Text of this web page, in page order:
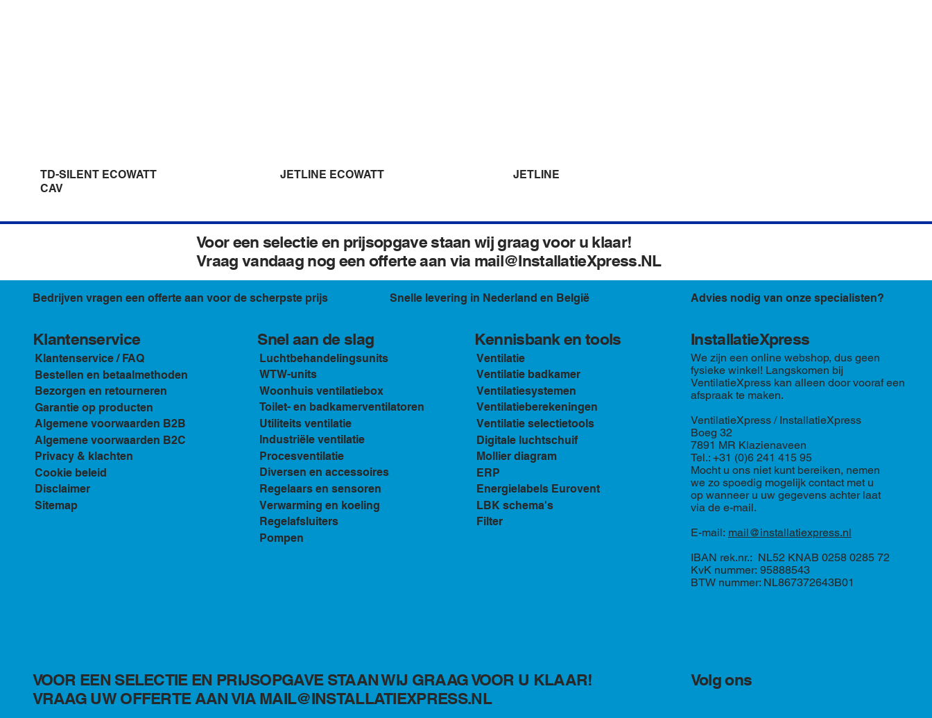
TD-SILENT ECOWATT
CAV
JETLINE ECOWATT JETLINE
Voor een selectie en prijsopgave staan wij graag voor u klaar!
Vraag vandaag nog een offerte aan via mail@InstallatieXpress.NL
Klantenservice
Klantenservice / FAQ
Bestellen en betaalmethoden
Bezorgen en retourneren
Garantie op producten
Algemene voorwaarden B2B
Algemene voorwaarden B2C
Privacy & klachten
Cookie beleid
Disclaimer
Sitemap
VOOR EEN SELECTIE EN PRIJSOPGAVE STAAN WIJ GRAAG VOOR U KLAAR!
VRAAG UW OFFERTE AAN VIA MAIL@INSTALLATIEXPRESS.NL
Bedrijven vragen een offerte aan voor de scherpste prijs Snelle levering in Nederland en België Advies nodig van onze specialisten?
Snel aan de slag
Luchtbehandelingsunits
WTW-units
Woonhuis ventilatiebox
Toilet- en badkamerventilatoren
Utiliteits ventilatie
Industriële ventilatie
Procesventilatie
Diversen en accessoires
Regelaars en sensoren
Verwarming en koeling
Regelafsluiters
Pompen
Kennisbank en tools
Ventilatie
Ventilatie badkamer
Ventilatiesystemen
Ventilatieberekeningen
Ventilatie selectietools
Digitale luchtschuif
Mollier diagram
ERP
Energielabels Eurovent
LBK schema's
Filter
We zijn een online webshop, dus geen
fysieke winkel! Langskomen bij
VentilatieXpress kan alleen door vooraf een
afspraak te maken.
VentilatieXpress / InstallatieXpress
Boeg 32
7891 MR Klazienaveen
Tel.: +31 (0)6 241 415 95
Mocht u ons niet kunt bereiken, nemen
we zo spoedig mogelijk contact met u
op wanneer u uw gegevens achter laat
via de e-mail.
E-mail: mail@installatiexpress.nl
IBAN rek.nr.: NL52 KNAB 0258 0285 72
KvK nummer: 95888543
BTW nummer: NL867372643B01
InstallatieXpress
Volg ons